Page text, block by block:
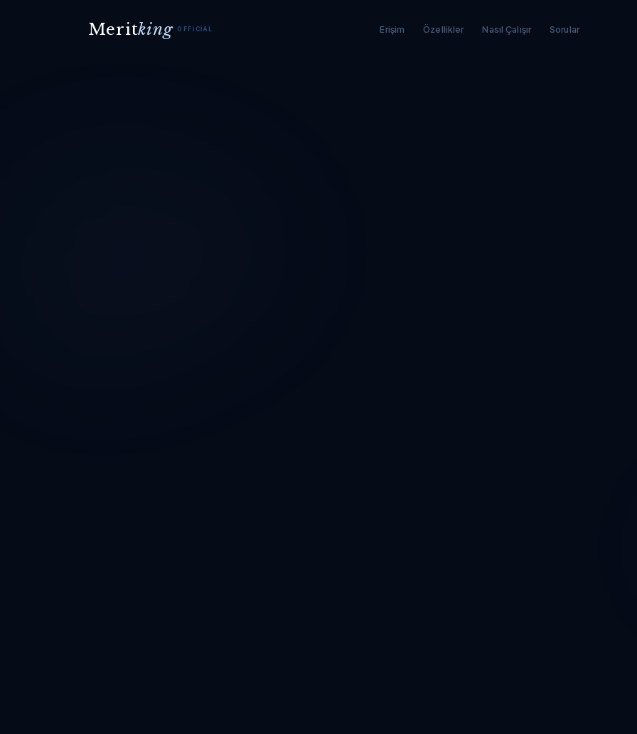
Meritking OFFICIAL Erişim Özellikler Nasıl Çalışır Sorular